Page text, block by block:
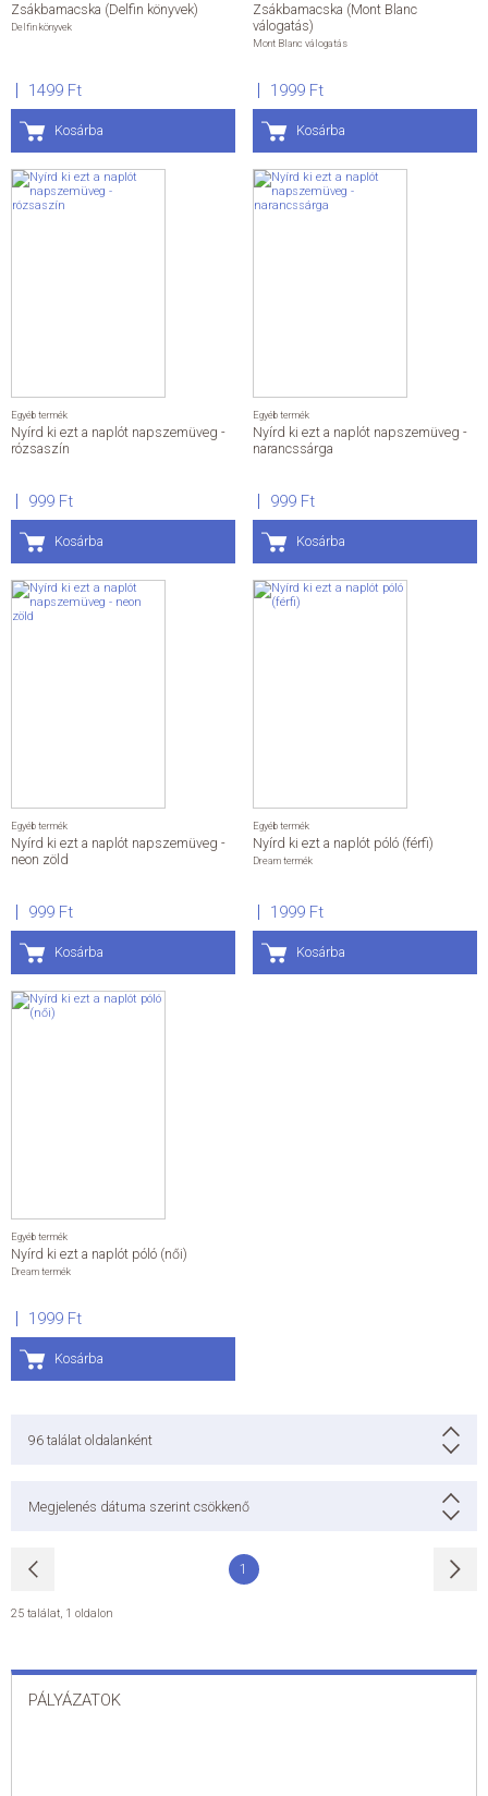
Zsákbamacska (Delfin könyvek)
Delfin könyvek
1499 Ft
Kosárba
Zsákbamacska (Mont Blanc
válogatás)
Mont Blanc válogatás
1999 Ft
Kosárba
Egyéb termék
Nyírd ki ezt a naplót napszemüveg -
rózsaszín
999 Ft
Kosárba
Egyéb termék
Nyírd ki ezt a naplót napszemüveg -
narancssárga
999 Ft
Kosárba
Egyéb termék
Nyírd ki ezt a naplót napszemüveg -
neon zöld
999 Ft
Kosárba
Egyéb termék
Nyírd ki ezt a naplót póló (férfi)
Dream termék
1999 Ft
Kosárba
Egyéb termék
Nyírd ki ezt a naplót póló (női)
Dream termék
1999 Ft
Kosárba
96 találat oldalanként
Megjelenés dátuma szerint csökkenő
1
25 találat, 1 oldalon
PÁLYÁZATOK